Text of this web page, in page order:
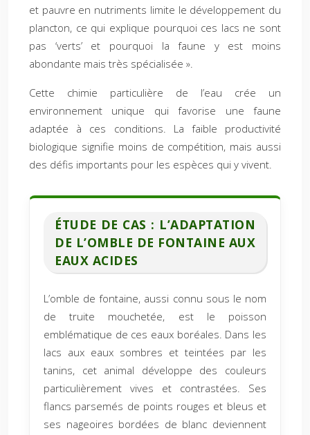
et pauvre en nutriments limite le développement du
plancton, ce qui explique pourquoi ces lacs ne sont
pas ‘verts’ et pourquoi la faune y est moins
abondante mais très spécialisée ».
Cette chimie particulière de l’eau crée un
environnement unique qui favorise une faune
adaptée à ces conditions. La faible productivité
biologique signifie moins de compétition, mais aussi
des défis importants pour les espèces qui y vivent.
ÉTUDE DE CAS : L’ADAPTATION
DE L’OMBLE DE FONTAINE AUX
EAUX ACIDES
L’omble de fontaine, aussi connu sous le nom
de truite mouchetée, est le poisson
emblématique de ces eaux boréales. Dans les
lacs aux eaux sombres et teintées par les
tanins, cet animal développe des couleurs
particulièrement vives et contrastées. Ses
flancs parsemés de points rouges et bleus et
ses nageoires bordées de blanc deviennent